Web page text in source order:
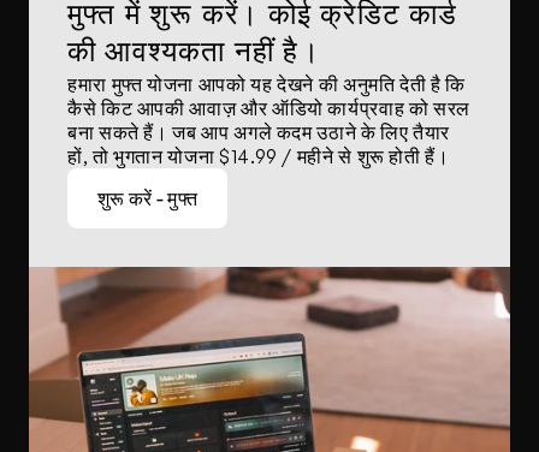
मुफ्त में शुरू करें। कोई क्रेडिट कार्ड
की आवश्यकता नहीं है।
हमारा मुफ्त योजना आपको यह देखने की अनुमति देती है कि
कैसे किट आपकी आवाज़ और ऑडियो कार्यप्रवाह को सरल
बना सकते हैं। जब आप अगले कदम उठाने के लिए तैयार
हों, तो भुगतान योजना $14.99 / महीने से शुरू होती हैं।
शुरू करें - मुफ्त